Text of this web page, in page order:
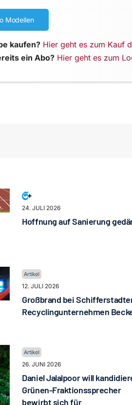
Modellen
kaufen? Hier geht es zum Kauf
ein Abo? Hier geht es zum
24. JULI 2026
Hoffnung auf Sanierung
12. JULI 2026
Großbrand bei
Recyclingunternehmen
26. JUNI 2026
Daniel Jalalpoor will
Grünen-Fraktionssprecher
bewirbt sich für